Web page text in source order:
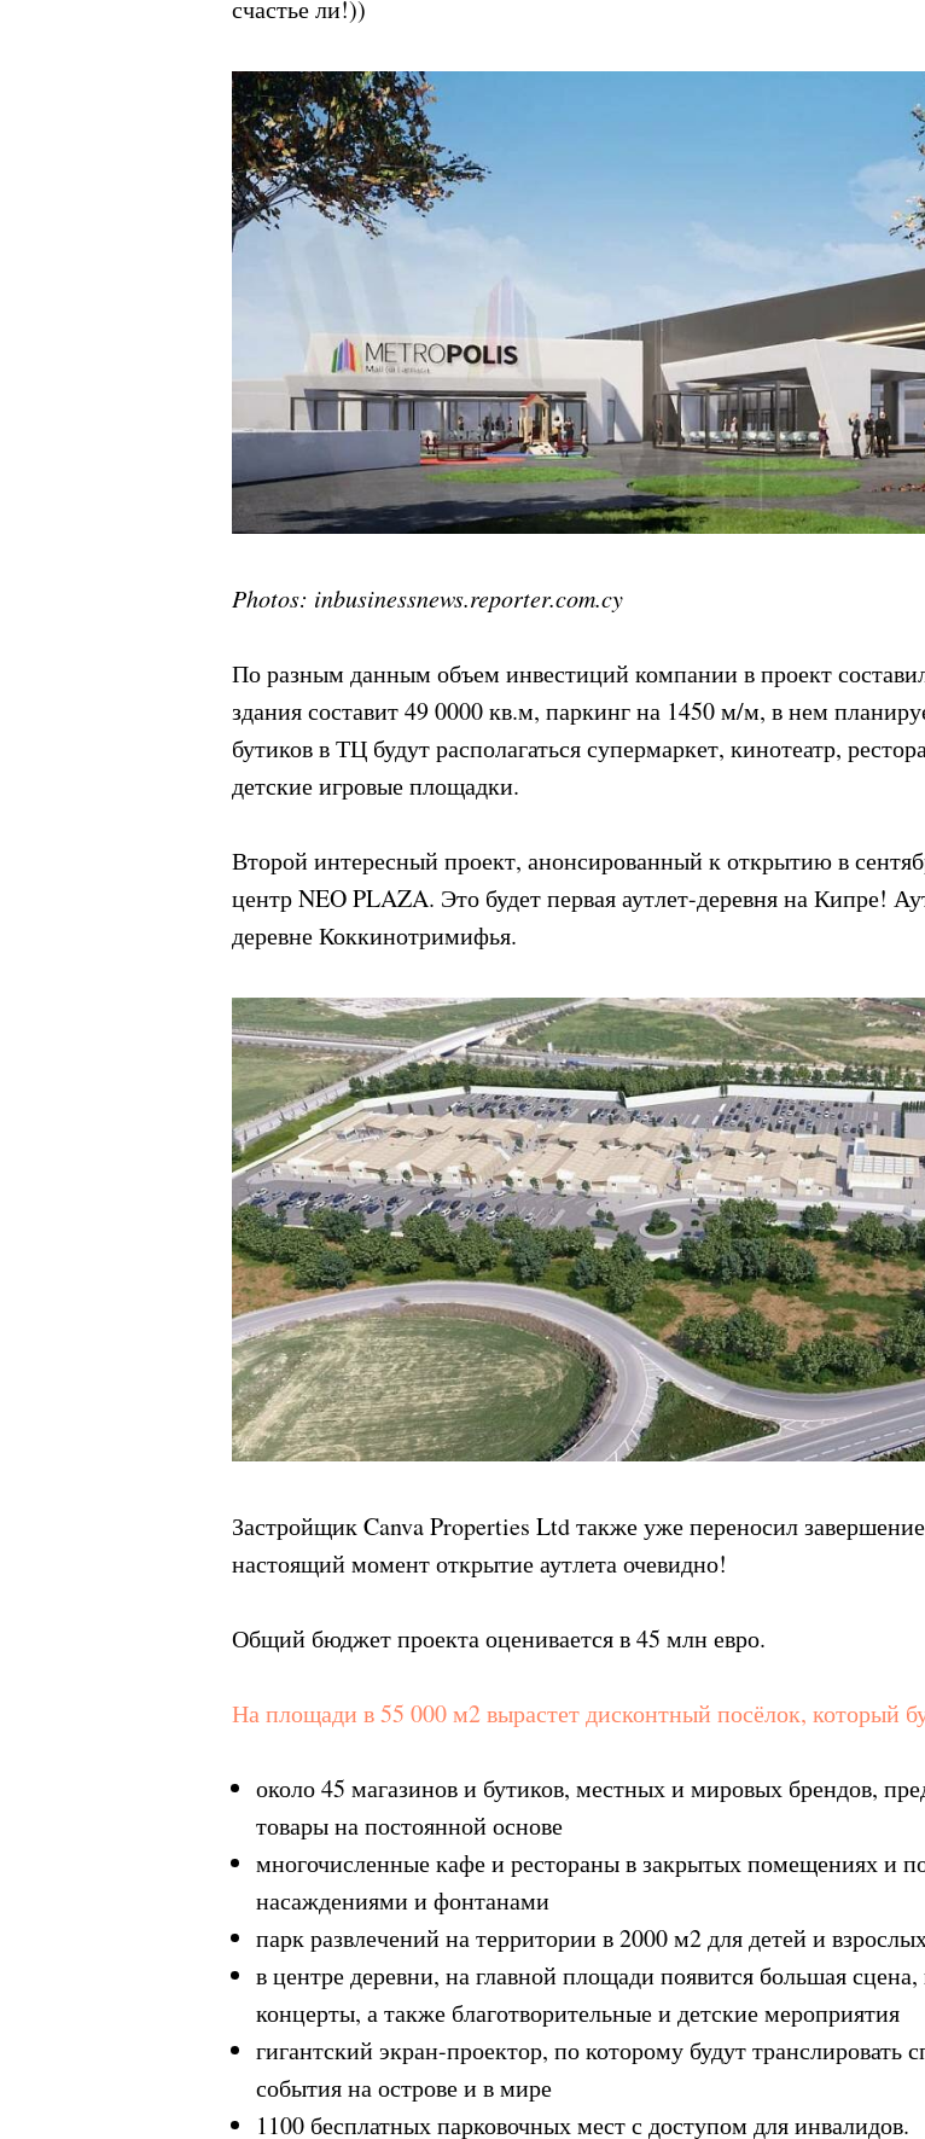
счастье ли!))
Photos: inbusinessnews.reporter.com.cy
По разным данным объем инвестиций компании в проект
здания составит 49 0000 кв.м, паркинг на 1450 м/м, в нем
бутиков в ТЦ будут располагаться супермаркет, кинотеатр,
детские игровые площадки.
Второй интересный проект, анонсированный к открытию в
центр NEO PLAZA. Это будет первая аутлет-деревня на Кипре!
деревне Коккинотримифья.
Застройщик Canva Properties Ltd также уже переносил
настоящий момент открытие аутлета очевидно!
Общий бюджет проекта оценивается в 45 млн евро.
На площади в 55 000 м2 вырастет дисконтный посёлок, который
около 45 магазинов и бутиков, местных и мировых брендов,
товары на постоянной основе
многочисленные кафе и рестораны в закрытых помещениях и
насаждениями и фонтанами
парк развлечений на территории в 2000 м2 для детей и
в центре деревни, на главной площади появится большая
концерты, а также благотворительные и детские мероприятия
гигантский экран-проектор, по которому будут
события на острове и в мире
1100 бесплатных парковочных мест с доступом для инвалидов.